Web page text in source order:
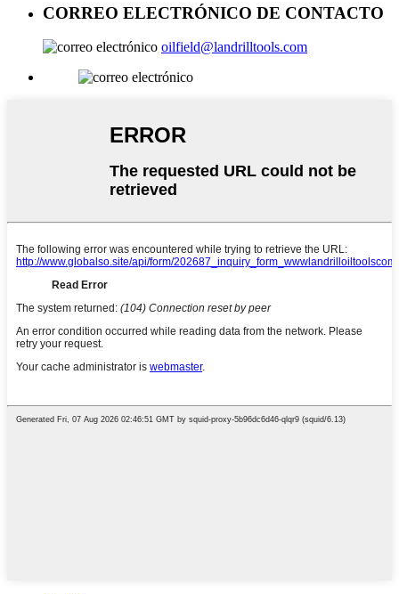
CORREO ELECTRÓNICO DE CONTACTO
oilfield@landrilltools.com